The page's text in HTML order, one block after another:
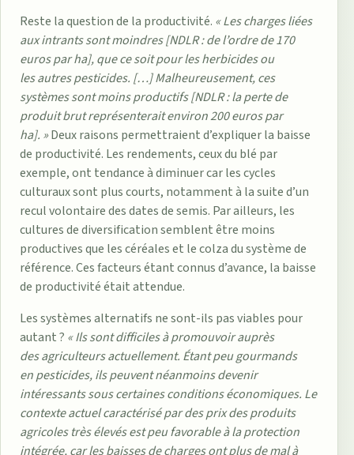
Reste la question de la productivité. « Les charges liées
aux intrants sont moindres [NDLR : de l’ordre de 170
euros par ha], que ce soit pour les herbicides ou
les autres pesticides. […] Malheureusement, ces
systèmes sont moins productifs [NDLR : la perte de
produit brut représenterait environ 200 euros par
ha]. »Deux raisons permettraient d’expliquer la baisse
de productivité. Les rendements, ceux du blé par
exemple, ont tendance à diminuer car les cycles
culturaux sont plus courts, notamment à la suite d’un
recul volontaire des dates de semis. Par ailleurs, les
cultures de diversification semblent être moins
productives que les céréales et le colza du système de
référence. Ces facteurs étant connus d’avance, la baisse
de productivité était attendue.
Les systèmes alternatifs ne sont-ils pas viables pour
autant ? « Ils sont difficiles à promouvoir auprès
des agriculteurs actuellement. Étant peu gourmands
en pesticides, ils peuvent néanmoins devenir
intéressants sous certaines conditions économiques. Le
contexte actuel caractérisé par des prix des produits
agricoles très élevés est peu favorable à la protection
intégrée, car les baisses de charges ont plus de mal à